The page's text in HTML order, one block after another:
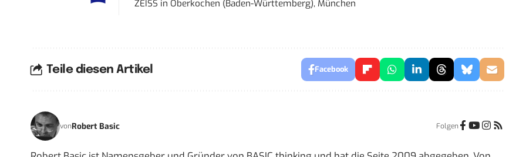
ZEISS in Oberkochen (Baden-Württemberg), München
Teile diesen Artikel Facebook
vonRobert Basic Folgen